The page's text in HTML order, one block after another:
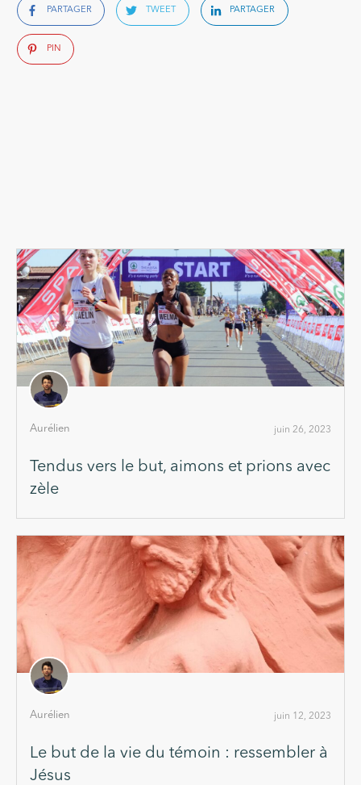
PARTAGER TWEET PARTAGER
PIN
Aurélien juin 26, 2023
Tendus vers le but, aimons et prions avec
zèle
Aurélien juin 12, 2023
Le but de la vie du témoin : ressembler à
Jésus